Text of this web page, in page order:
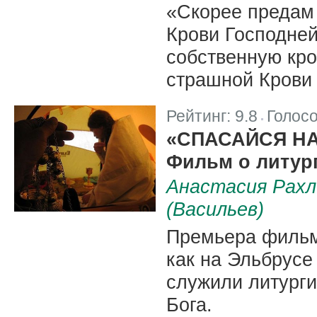
«Скорее
Крови
собственную
страшной Крови
Рейтинг: 9.8
«СПАСАЙСЯ
Фильм о
Анастасия
(Васильев)
Премьера
как на
служили
Бога.